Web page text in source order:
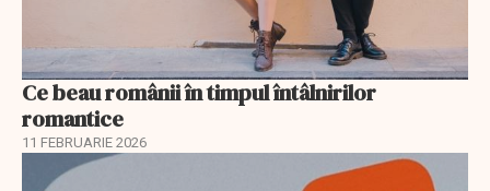
Ce beau românii în timpul întâlnirilor
romantice
11 FEBRUARIE 2026